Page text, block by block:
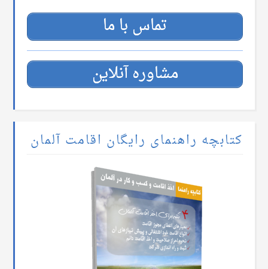
تماس با ما
مشاوره آنلاین
کتابچه راهنمای رایگان اقامت آلمان